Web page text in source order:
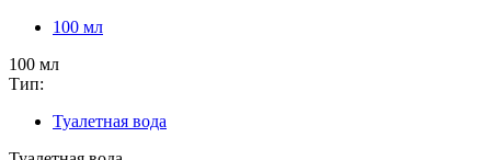
100 мл
100 мл
Тип:
Туалетная вода